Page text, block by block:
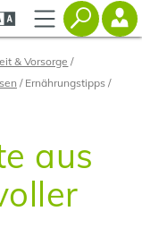
& Vorsorge
Ernährungstipps
aus